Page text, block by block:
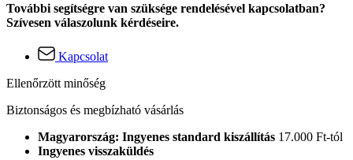
További segítségre van szüksége rendelésével kapcsolatban?
Szívesen válaszolunk kérdéseire.
Kapcsolat
Ellenőrzött minőség
Biztonságos és megbízható vásárlás
Magyarország: Ingyenes standard kiszállítás 17.000 Ft-tól
Ingyenes visszaküldés